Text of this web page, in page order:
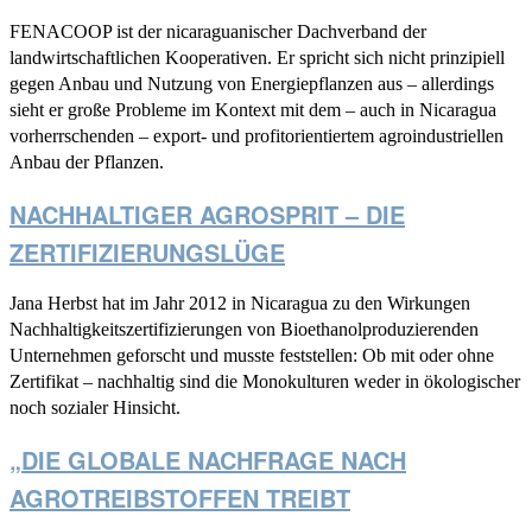
FENACOOP ist der nicaraguanischer Dachverband der
landwirtschaftlichen Kooperativen. Er spricht sich nicht prinzipiell
gegen Anbau und Nutzung von Energiepflanzen aus – allerdings
sieht er große Probleme im Kontext mit dem – auch in Nicaragua
vorherrschenden – export- und profitorientiertem agroindustriellen
Anbau der Pflanzen.
NACHHALTIGER AGROSPRIT – DIE
ZERTIFIZIERUNGSLÜGE
Jana Herbst hat im Jahr 2012 in Nicaragua zu den Wirkungen
Nachhaltigkeitszertifizierungen von Bioethanolproduzierenden
Unternehmen geforscht und musste feststellen: Ob mit oder ohne
Zertifikat – nachhaltig sind die Monokulturen weder in ökologischer
noch sozialer Hinsicht.
„DIE GLOBALE NACHFRAGE NACH
AGROTREIBSTOFFEN TREIBT